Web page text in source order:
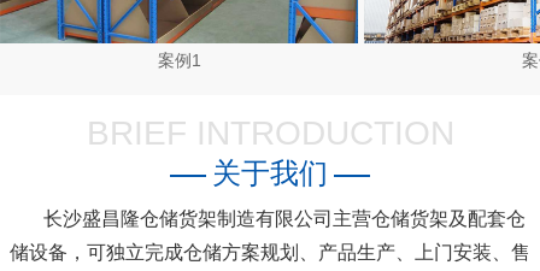
案例1
BRIEF INTRODUCTION
关于我们
长沙盛昌隆仓储货架制造有限公司主营仓储货架及配套仓
储设备，可独立完成仓储方案规划、产品生产、上门安装、售